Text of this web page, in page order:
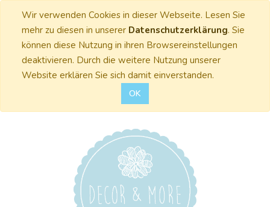
Wir verwenden Cookies in dieser Webseite. Lesen Sie
mehr zu diesen in unserer Datenschutzerklärung. Sie
können diese Nutzung in ihren Browsereinstellungen
deaktivieren. Durch die weitere Nutzung unserer
Website erklären Sie sich damit einverstanden.
OK